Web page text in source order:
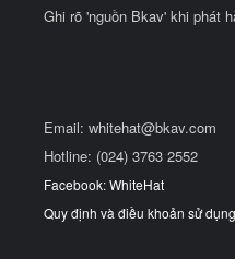
Ghi rõ 'nguồn Bkav' khi phát
Email: whitehat@bkav.com
Hotline: (024) 3763 2552
Facebook: WhiteHat
Quy định và điều khoản sử dụng